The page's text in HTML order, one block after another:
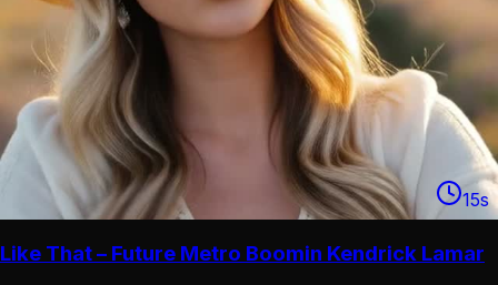
15s
Like That – Future Metro Boomin Kendrick Lamar